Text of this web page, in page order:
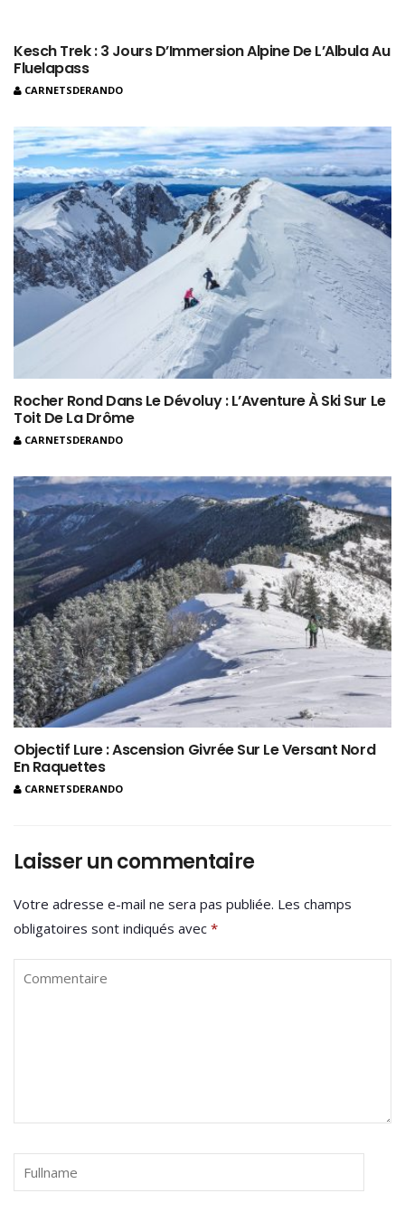
Kesch Trek : 3 Jours D’Immersion Alpine De L’Albula Au
Fluelapass
CARNETSDERANDO
Rocher Rond Dans Le Dévoluy : L’Aventure À Ski Sur Le
Toit De La Drôme
CARNETSDERANDO
Objectif Lure : Ascension Givrée Sur Le Versant Nord
En Raquettes
CARNETSDERANDO
Laisser un commentaire
Votre adresse e-mail ne sera pas publiée. Les champs
obligatoires sont indiqués avec *